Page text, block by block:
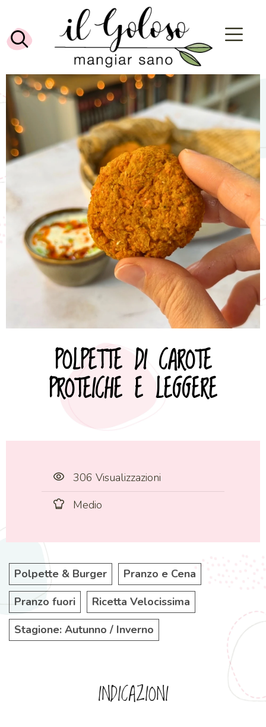
POLPETTE DI CAROTE
PROTEICHE E LEGGERE
306 Visualizzazioni
Medio
Polpette & Burger
Pranzo e Cena
Pranzo fuori
Ricetta Velocissima
Stagione: Autunno / Inverno
INDICAZIONI